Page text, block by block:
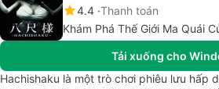
4.4 Thanh toán
Khám Phá Thế Giới Ma Quái
Tải xuống cho
Hachishaku là một trò chơi phiêu lưu hấp